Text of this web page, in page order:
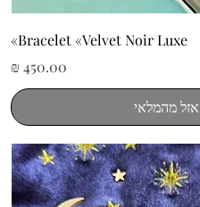
תצוגה מהירה
Bracelet «Velvet Noir Luxe»
מחיר
אזל מהמלאי